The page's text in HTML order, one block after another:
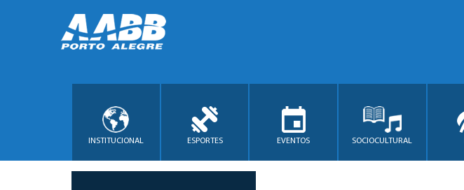
INSTITUCIONAL ESPORTES EVENTOS SOCIOCULTURAL